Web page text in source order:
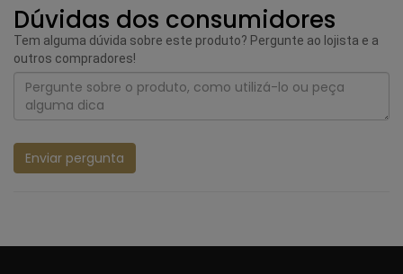
Dúvidas dos consumidores
Tem alguma dúvida sobre este produto? Pergunte ao lojista e a
outros compradores!
Enviar pergunta